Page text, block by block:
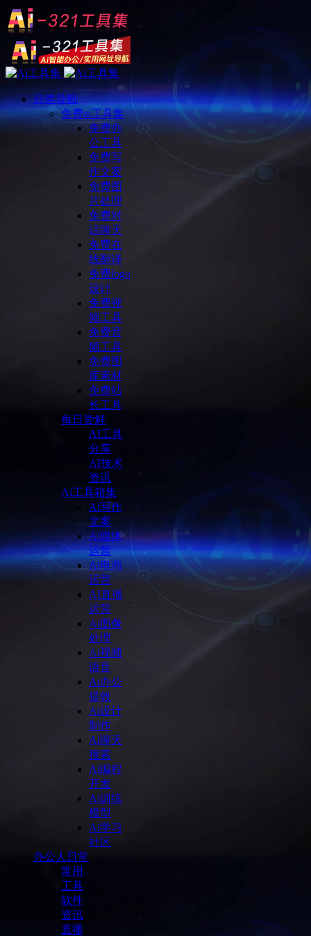
分类导航
免费ai工具集
免费办
公工具
免费写
作文案
免费图
片处理
免费对
话聊天
免费在
线翻译
免费logo
设计
免费视
频工具
免费音
频工具
免费图
库素材
免费站
长工具
每日尝鲜
AI工具
分享
AI技术
资讯
Ai工具箱集
Ai写作
文案
Ai媒体
运营
Ai电商
运营
AI直播
运营
Ai图像
处理
Ai视频
语音
Ai办公
提效
Ai设计
制作
Ai聊天
搜索
Ai编程
开发
Ai训练
模型
Ai学习
社区
办公人日常
常用
工具
软件
资讯
直播